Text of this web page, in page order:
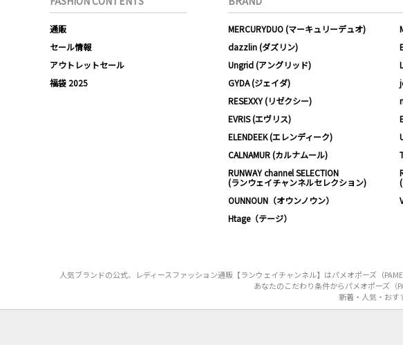
通販
セール情報
アウトレットセール
福袋 2025
MERCURYDUO (マーキュリーデュオ)
dazzlin (ダズリン)
Ungrid (アングリッド)
GYDA (ジェイダ)
RESEXXY (リゼクシー)
EVRIS (エヴリス)
ELENDEEK (エレンディーク)
CALNAMUR (カルナムール)
RUNWAY channel SELECTION
(ランウェイチャンネルセレクション)
OUNNOUN（オウンノウン）
Htage（テージ）
人気ブランドの公式、レディースファッション通販【ランウェイチャンネル】はパメオポーズ（
あなたのこだわり条件からパメオポーズ（
新着・人気・おす